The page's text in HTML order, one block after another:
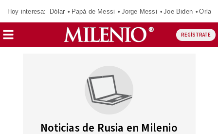
Hoy interesa: Dólar Papá de Messi Jorge Messi Joe Biden
REGÍSTRATE
Noticias de Rusia en Milenio